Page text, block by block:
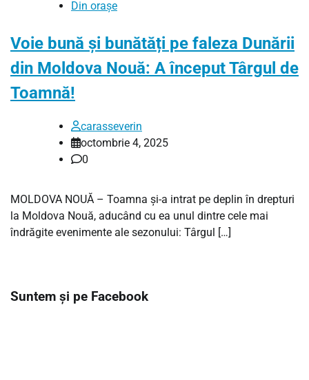
Din orașe
Voie bună și bunătăți pe faleza Dunării
din Moldova Nouă: A început Târgul de
Toamnă!
carasseverin
octombrie 4, 2025
0
MOLDOVA NOUĂ – Toamna și-a intrat pe deplin în drepturi
la Moldova Nouă, aducând cu ea unul dintre cele mai
îndrăgite evenimente ale sezonului: Târgul […]
Suntem și pe Facebook